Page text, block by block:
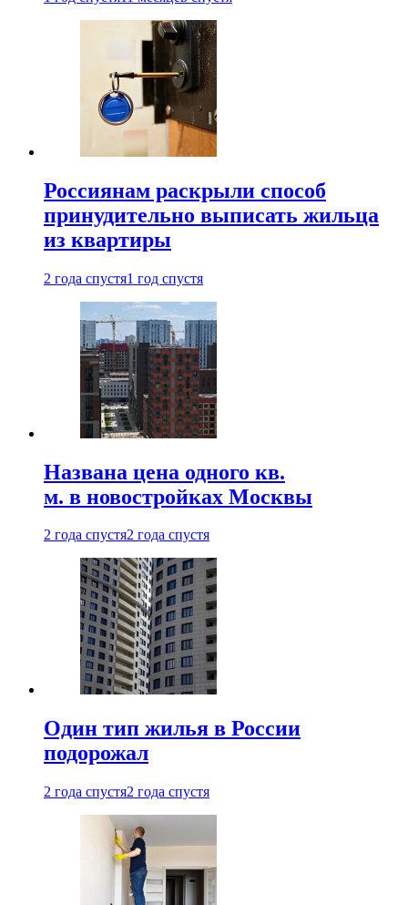
Россиянам раскрыли способ
принудительно выписать жильца
из квартиры
2 года спустя1 год спустя
Названа цена одного кв.
м. в новостройках Москвы
2 года спустя2 года спустя
Один тип жилья в России
подорожал
2 года спустя2 года спустя